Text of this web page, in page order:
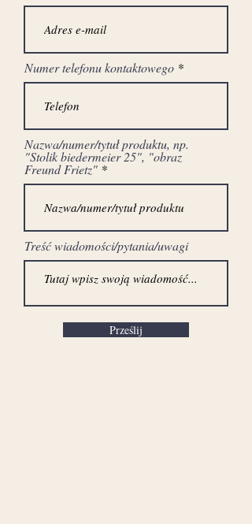
Numer telefonu kontaktowego
Nazwa/numer/tytuł produktu, np.
"Stolik biedermeier 25", "obraz
Freund Frietz"
Treść wiadomości/pytania/uwagi
Prześlij